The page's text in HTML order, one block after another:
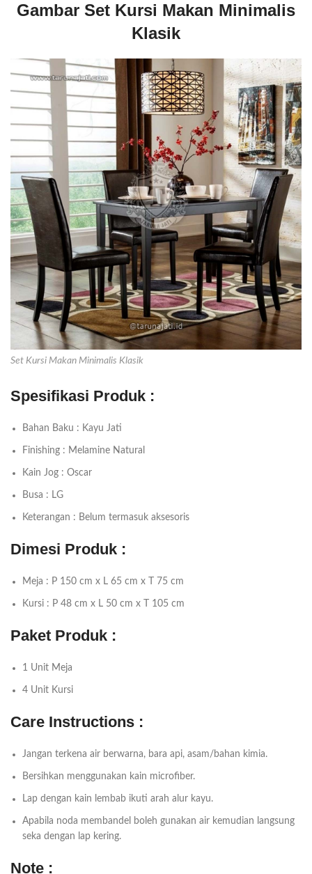
Gambar Set Kursi Makan Minimalis
Klasik
Set Kursi Makan Minimalis Klasik
Spesifikasi Produk :
Bahan Baku : Kayu Jati
Finishing : Melamine Natural
Kain Jog : Oscar
Busa : LG
Keterangan : Belum termasuk aksesoris
Dimesi Produk :
Meja : P 150 cm x L 65 cm x T 75 cm
Kursi : P 48 cm x L 50 cm x T 105 cm
Paket Produk :
1 Unit Meja
4 Unit Kursi
Care Instructions :
Jangan terkena air berwarna, bara api, asam/bahan kimia.
Bersihkan menggunakan kain microfiber.
Lap dengan kain lembab ikuti arah alur kayu.
Apabila noda membandel boleh gunakan air kemudian langsung
seka dengan lap kering.
Note :